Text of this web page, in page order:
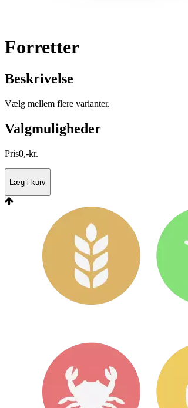
Forretter
Beskrivelse
Vælg mellem flere varianter.
Valgmuligheder
Pris0,-kr.
Læg i kurv